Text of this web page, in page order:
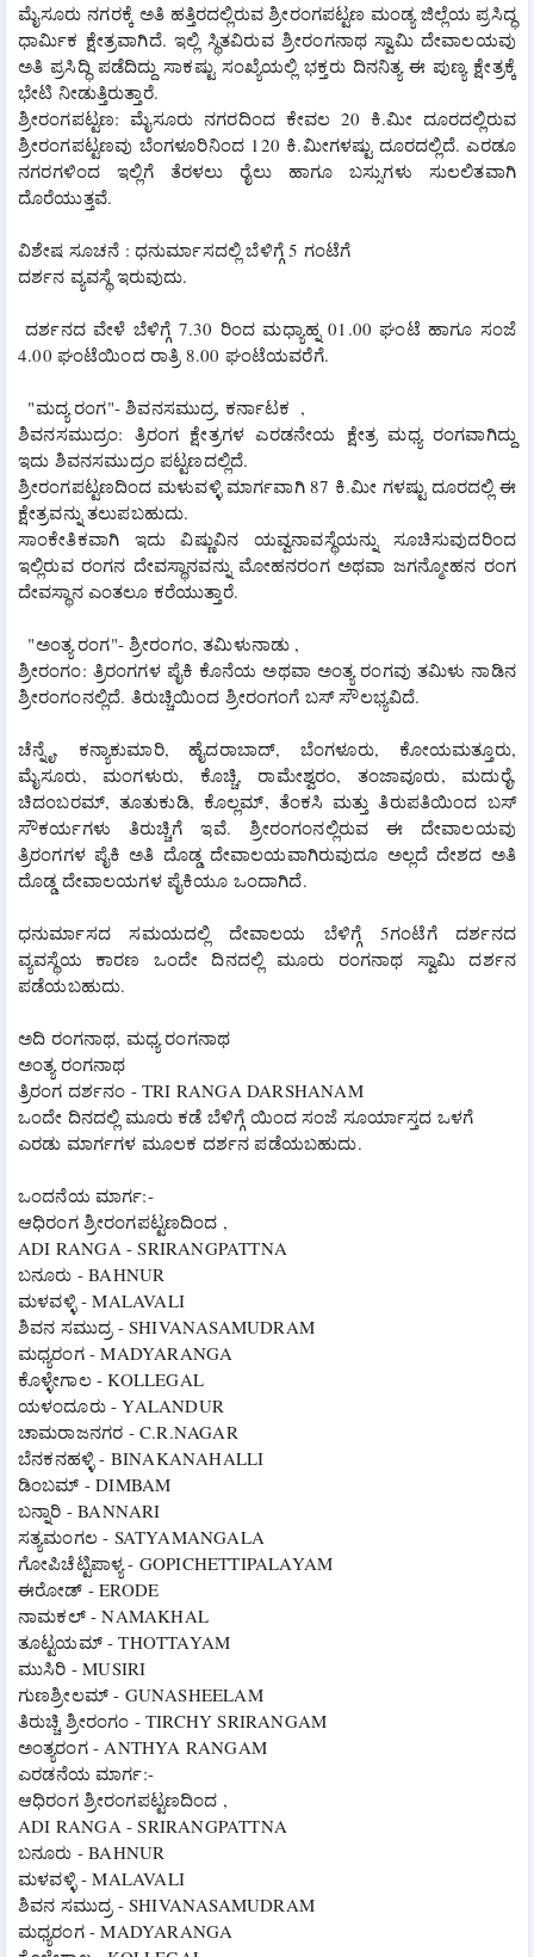
ಮೈಸೂರು ನಗರಕ್ಕೆ ಅತಿ ಹತ್ತಿರದಲ್ಲಿರುವ ಶ್ರೀರಂಗಪಟ್ಟಣ ಮಂಡ್ಯ ಜಿಲ್ಲೆಯ ಪ್ರಸಿದ್ಧ
ಧಾರ್ಮಿಕ ಕ್ಷೇತ್ರವಾಗಿದೆ. ಇಲ್ಲಿ ಸ್ಥಿತವಿರುವ ಶ್ರೀರಂಗನಾಥ ಸ್ವಾಮಿ ದೇವಾಲಯವು
ಅತಿ ಪ್ರಸಿದ್ಧಿ ಪಡೆದಿದ್ದು ಸಾಕಷ್ಟು ಸಂಖ್ಯೆಯಲ್ಲಿ ಭಕ್ತರು ದಿನನಿತ್ಯ ಈ ಪುಣ್ಯ ಕ್ಷೇತ್ರಕ್ಕೆ
ಭೇಟಿ ನೀಡುತ್ತಿರುತ್ತಾರೆ.
ಶ್ರೀರಂಗಪಟ್ಟಣ: ಮೈಸೂರು ನಗರದಿಂದ ಕೇವಲ 20 ಕಿ.ಮೀ ದೂರದಲ್ಲಿರುವ
ಶ್ರೀರಂಗಪಟ್ಟಣವು ಬೆಂಗಳೂರಿನಿಂದ 120 ಕಿ.ಮೀಗಳಷ್ಟು ದೂರದಲ್ಲಿದೆ. ಎರಡೂ
ನಗರಗಳಿಂದ ಇಲ್ಲಿಗೆ ತೆರಳಲು ರೈಲು ಹಾಗೂ ಬಸ್ಸುಗಳು ಸುಲಲಿತವಾಗಿ
ದೊರೆಯುತ್ತವೆ.
ವಿಶೇಷ ಸೂಚನೆ : ಧನುರ್ಮಾಸದಲ್ಲಿ ಬೆಳಿಗ್ಗೆ 5 ಗಂಟೆಗೆ
ದರ್ಶನ ವ್ಯವಸ್ಥೆ ಇರುವುದು.
ದರ್ಶನದ ವೇಳೆ ಬೆಳಿಗ್ಗೆ 7.30 ರಿಂದ ಮಧ್ಯಾಹ್ನ 01.00 ಘಂಟೆ ಹಾಗೂ ಸಂಜೆ
4.00 ಘಂಟೆಯಿಂದ ರಾತ್ರಿ 8.00 ಘಂಟೆಯವರೆಗೆ.
  "ಮದ್ಯ ರಂಗ"- ಶಿವನಸಮುದ್ರ, ಕರ್ನಾಟಕ  ,
ಶಿವನಸಮುದ್ರಂ: ತ್ರಿರಂಗ ಕ್ಷೇತ್ರಗಳ ಎರಡನೇಯ ಕ್ಷೇತ್ರ ಮಧ್ಯ ರಂಗವಾಗಿದ್ದು
ಇದು ಶಿವನಸಮುದ್ರಂ ಪಟ್ಟಣದಲ್ಲಿದೆ.
ಶ್ರೀರಂಗಪಟ್ಟಣದಿಂದ ಮಳುವಳ್ಳಿ ಮಾರ್ಗವಾಗಿ 87 ಕಿ.ಮೀ ಗಳಷ್ಟು ದೂರದಲ್ಲಿ ಈ
ಕ್ಷೇತ್ರವನ್ನು ತಲುಪಬಹುದು.
ಸಾಂಕೇತಿಕವಾಗಿ ಇದು ವಿಷ್ಣುವಿನ ಯವ್ವನಾವಸ್ಥೆಯನ್ನು ಸೂಚಿಸುವುದರಿಂದ
ಇಲ್ಲಿರುವ ರಂಗನ ದೇವಸ್ಥಾನವನ್ನು ಮೋಹನರಂಗ ಅಥವಾ ಜಗನ್ಮೋಹನ ರಂಗ
ದೇವಸ್ಥಾನ ಎಂತಲೂ ಕರೆಯುತ್ತಾರೆ.
  "ಅಂತ್ಯ ರಂಗ"- ಶ್ರೀರಂಗಂ, ತಮಿಳುನಾಡು ,
ಶ್ರೀರಂಗಂ: ತ್ರಿರಂಗಗಳ ಪೈಕಿ ಕೊನೆಯ ಅಥವಾ ಅಂತ್ಯ ರಂಗವು ತಮಿಳು ನಾಡಿನ
ಶ್ರೀರಂಗಂನಲ್ಲಿದೆ. ತಿರುಚ್ಚಿಯಿಂದ ಶ್ರೀರಂಗಂಗೆ ಬಸ್ ಸೌಲಭ್ಯವಿದೆ.
ಚೆನ್ನೈ, ಕನ್ಯಾಕುಮಾರಿ, ಹೈದರಾಬಾದ್, ಬೆಂಗಳೂರು, ಕೋಯಮತ್ತೂರು,
ಮೈಸೂರು, ಮಂಗಳುರು, ಕೊಚ್ಚಿ, ರಾಮೇಶ್ವರಂ, ತಂಜಾವೂರು, ಮದುರೈ,
ಚಿದಂಬರಮ್, ತೂತುಕುಡಿ, ಕೊಲ್ಲಮ್, ತೆಂಕಸಿ ಮತ್ತು ತಿರುಪತಿಯಿಂದ ಬಸ್
ಸೌಕರ್ಯಗಳು ತಿರುಚ್ಚಿಗೆ ಇವೆ. ಶ್ರೀರಂಗಂನಲ್ಲಿರುವ ಈ ದೇವಾಲಯವು
ತ್ರಿರಂಗಗಳ ಪೈಕಿ ಅತಿ ದೊಡ್ಡ ದೇವಾಲಯವಾಗಿರುವುದೂ ಅಲ್ಲದೆ ದೇಶದ ಅತಿ
ದೊಡ್ಡ ದೇವಾಲಯಗಳ ಪೈಕಿಯೂ ಒಂದಾಗಿದೆ.
ಧನುರ್ಮಾಸದ ಸಮಯದಲ್ಲಿ ದೇವಾಲಯ ಬೆಳಿಗ್ಗೆ 5ಗಂಟೆಗೆ ದರ್ಶನದ
ವ್ಯವಸ್ಥೆಯ ಕಾರಣ ಒಂದೇ ದಿನದಲ್ಲಿ ಮೂರು ರಂಗನಾಥ ಸ್ವಾಮಿ ದರ್ಶನ
ಪಡೆಯಬಹುದು.
ಅದಿ ರಂಗನಾಥ, ಮಧ್ಯ ರಂಗನಾಥ
ಅಂತ್ಯ ರಂಗನಾಥ
ತ್ರಿರಂಗ ದರ್ಶನಂ - TRI RANGA DARSHANAM
ಒಂದೇ ದಿನದಲ್ಲಿ ಮೂರು ಕಡೆ ಬೆಳಿಗ್ಗೆ ಯಿಂದ ಸಂಜೆ ಸೂರ್ಯಾಸ್ತದ ಒಳಗೆ
ಎರಡು ಮಾರ್ಗಗಳ ಮೂಲಕ ದರ್ಶನ ಪಡೆಯಬಹುದು.
ಒಂದನೆಯ ಮಾರ್ಗ:-
ಆಧಿರಂಗ ಶ್ರೀರಂಗಪಟ್ಟಣದಿಂದ ,
ADI RANGA - SRIRANGPATTNA
ಬನೂರು - BAHNUR
ಮಳವಳ್ಳಿ - MALAVALI
ಶಿವನ ಸಮುದ್ರ - SHIVANASAMUDRAM
ಮಧ್ಯರಂಗ - MADYARANGA
ಕೊಳ್ಳೇಗಾಲ - KOLLEGAL
ಯಳಂದೂರು - YALANDUR
ಚಾಮರಾಜನಗರ - C.R.NAGAR
ಬೆನಕನಹಳ್ಳಿ - BINAKANAHALLI
ಡಿಂಬಮ್ - DIMBAM
ಬನ್ನಾರಿ - BANNARI
ಸತ್ಯಮಂಗಲ - SATYAMANGALA
ಗೋಪಿಚೆಟ್ಟಿಪಾಳ್ಯ - GOPICHETTIPALAYAM
ಈರೋಡ್ - ERODE
ನಾಮಕಲ್ - NAMAKHAL
ತೂಟ್ಟಯಮ್ - THOTTAYAM
ಮುಸಿರಿ - MUSIRI
ಗುಣಶ್ರೀಲಮ್ - GUNASHEELAM
ತಿರುಚ್ಚಿ ಶ್ರೀರಂಗಂ - TIRCHY SRIRANGAM
ಅಂತ್ಯರಂಗ - ANTHYA RANGAM
ಎರಡನೆಯ ಮಾರ್ಗ:-
ಆಧಿರಂಗ ಶ್ರೀರಂಗಪಟ್ಟಣದಿಂದ ,
ADI RANGA - SRIRANGPATTNA
ಬನೂರು - BAHNUR
ಮಳವಳ್ಳಿ - MALAVALI
ಶಿವನ ಸಮುದ್ರ - SHIVANASAMUDRAM
ಮಧ್ಯರಂಗ - MADYARANGA